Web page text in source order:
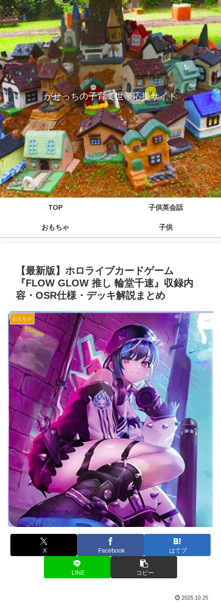
がせっちの子育て世帯応援サイト
TOP 子供英会話
おもちゃ 子供
【最新版】ホロライブカードゲーム
『FLOW GLOW 推し 輪堂千速』収録内
容・OSR仕様・デッキ解説まとめ
おもちゃ
X Facebook はてブ
LINE コピー
2025.10.25